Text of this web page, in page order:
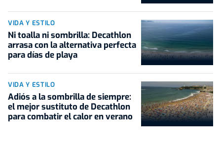
VIDA Y ESTILO
Ni toalla ni sombrilla: Decathlon
arrasa con la alternativa perfecta
para días de playa
VIDA Y ESTILO
Adiós a la sombrilla de siempre:
el mejor sustituto de Decathlon
para combatir el calor en verano